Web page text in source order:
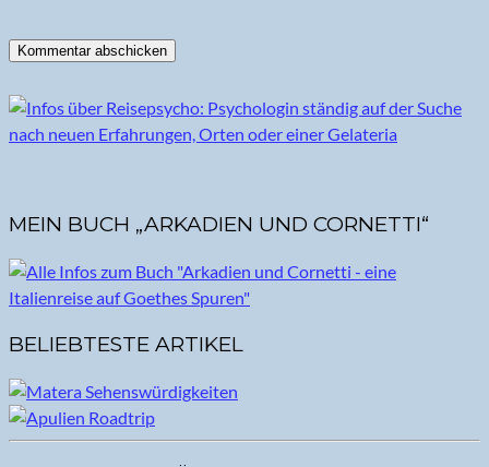
MEIN BUCH „ARKADIEN UND CORNETTI“
BELIEBTESTE ARTIKEL